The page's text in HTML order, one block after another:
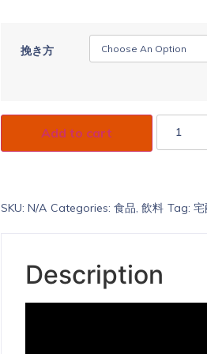
挽き方
Add to cart
SKU: N/A Categories: 食品 飲料 Tag: 宅
Description